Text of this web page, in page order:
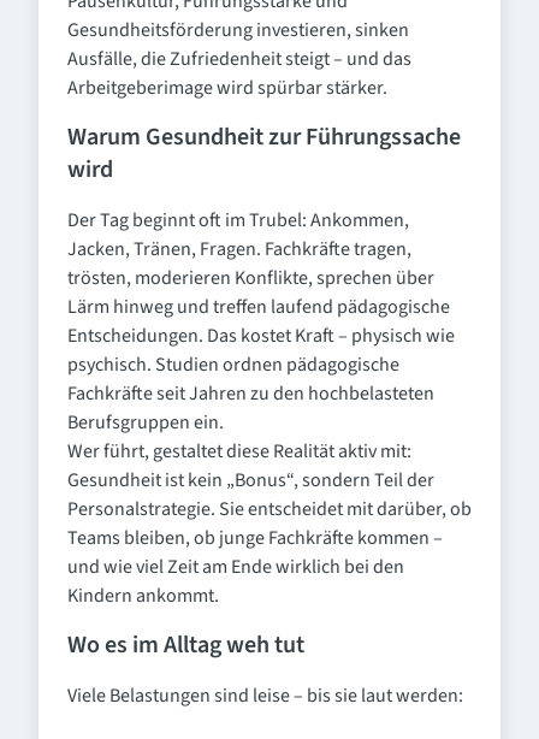
Gesundheitsförderung investieren, sinken
Ausfälle, die Zufriedenheit steigt – und das
Arbeitgeberimage wird spürbar stärker.
Warum Gesundheit zur Führungssache
wird
Der Tag beginnt oft im Trubel: Ankommen,
Jacken, Tränen, Fragen. Fachkräfte tragen,
trösten, moderieren Konflikte, sprechen über
Lärm hinweg und treffen laufend pädagogische
Entscheidungen. Das kostet Kraft – physisch wie
psychisch. Studien ordnen pädagogische
Fachkräfte seit Jahren zu den hochbelasteten
Berufsgruppen ein.
Wer führt, gestaltet diese Realität aktiv mit:
Gesundheit ist kein „Bonus“, sondern Teil der
Personalstrategie. Sie entscheidet mit darüber, ob
Teams bleiben, ob junge Fachkräfte kommen –
und wie viel Zeit am Ende wirklich bei den
Kindern ankommt.
Wo es im Alltag weh tut
Viele Belastungen sind leise – bis sie laut werden: